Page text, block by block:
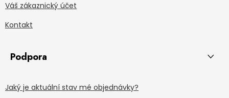
Váš zákaznický účet
Kontakt
Podpora
Jaký je aktuální stav mé objednávky?